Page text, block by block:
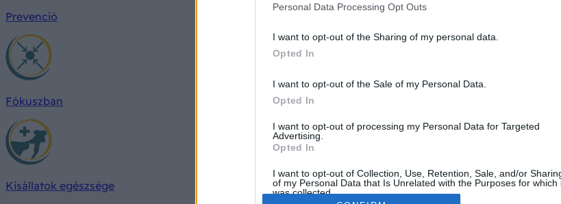
Personal Data Processing Opt Outs
I want to opt-out of the Sharing of my personal data.
Opted In
I want to opt-out of the Sale of my Personal Data.
Opted In
I want to opt-out of processing my Personal Data for Targeted
Advertising.
Opted In
I want to opt-out of Collection, Use, Retention, Sale, and/or
of my Personal Data that Is Unrelated with the Purposes for which
was collected.
Prevenció
Fókuszban
Kisállatok egészsége